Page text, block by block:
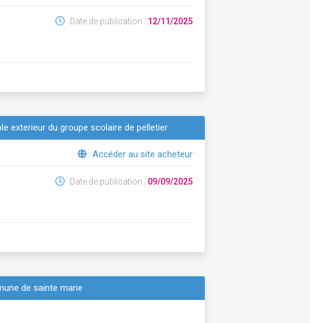
Date de publication : 12/11/2025
exterieur du groupe scolaire de pelletier
Accéder au site acheteur
Date de publication : 09/09/2025
de sainte marie